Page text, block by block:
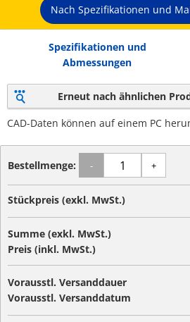
Nach Spezifikationen und
Spezifikationen und
Abmessungen
Erneut nach ähnlichen
CAD-Daten können auf einem PC
Bestellmenge: - +
Stückpreis (exkl. MwSt.)
Summe (exkl. MwSt.)
Preis (inkl. MwSt.)
Vorausstl. Versanddauer
Vorausstl. Versanddatum